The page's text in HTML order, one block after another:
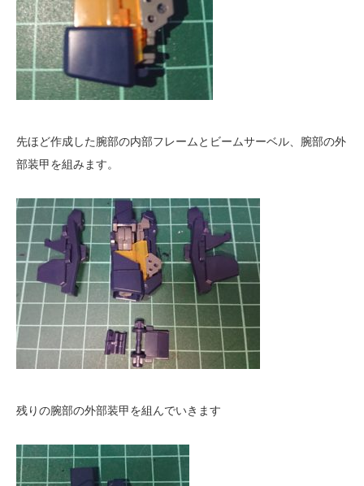
先ほど作成した腕部の内部フレームとビームサーベル、腕部の外
部装甲を組みます。
残りの腕部の外部装甲を組んでいきます